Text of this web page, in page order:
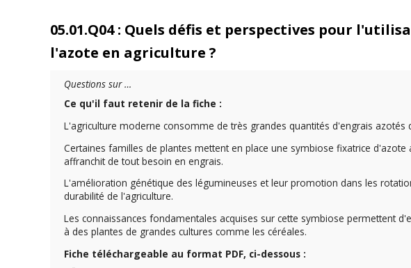
05.01.Q04 : Quels défis et perspectives pour
l'azote en agriculture ?
Questions sur …
Ce qu'il faut retenir de la fiche :
L'agriculture moderne consomme de très grandes quantités d'engrais
Certaines familles de plantes mettent en place une symbiose fixatrice
affranchit de tout besoin en engrais.
L'amélioration génétique des légumineuses et leur promotion dans les
durabilité de l'agriculture.
Les connaissances fondamentales acquises sur cette symbiose permettent
à des plantes de grandes cultures comme les céréales.
Fiche téléchargeable au format PDF, ci-dessous :